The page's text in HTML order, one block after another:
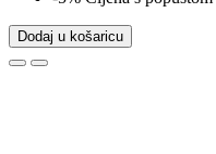
Dodaj u košaricu